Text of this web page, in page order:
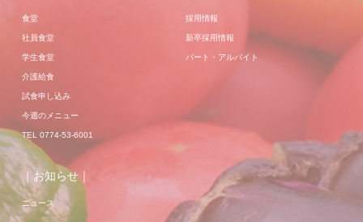
食堂
社員食堂
学生食堂
介護給食
試食申し込み
今週のメニュー
TEL 0774-53-6001
採用情報
新卒採用情報
パート・アルバイト
｜お知らせ｜
ニュース